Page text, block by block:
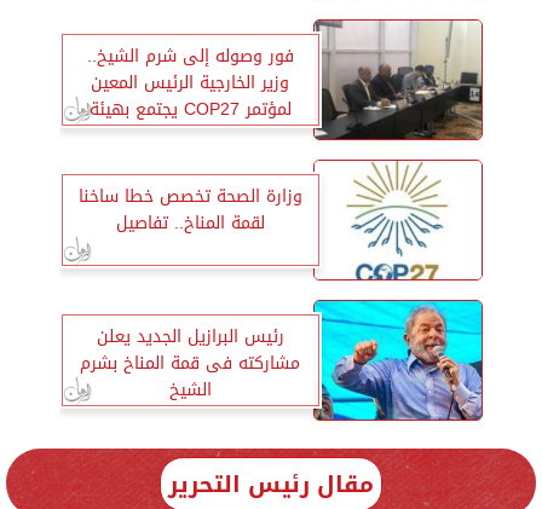
فور وصوله إلى شرم الشيخ..
وزير الخارجية الرئيس المعين
لمؤتمر COP27 يجتمع بهيئة
مكتب المؤتمر
وزارة الصحة تخصص خطا ساخنا
لقمة المناخ.. تفاصيل
رئيس البرازيل الجديد يعلن
مشاركته فى قمة المناخ بشرم
الشيخ
مقال رئيس التحرير